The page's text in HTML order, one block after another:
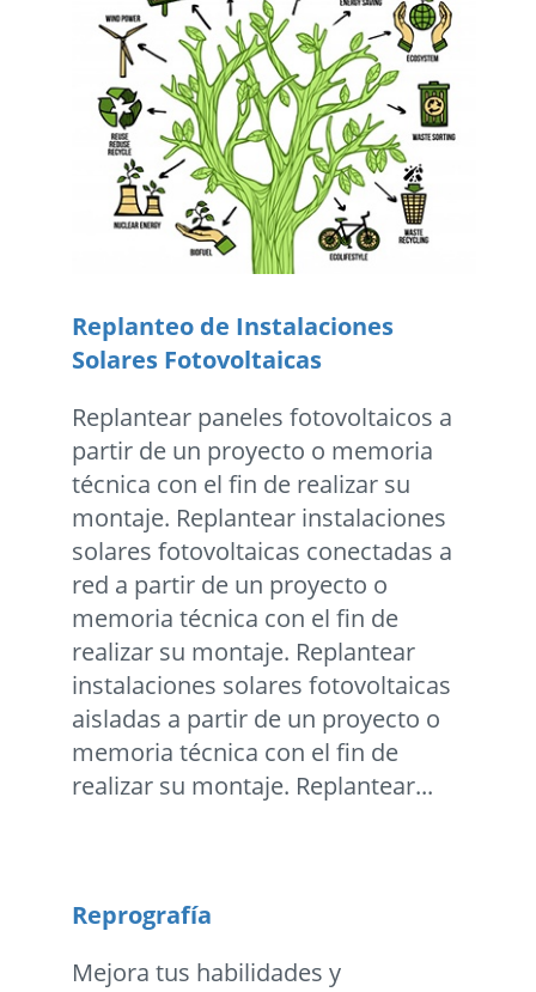
Replanteo de Instalaciones
Solares Fotovoltaicas
Replantear paneles fotovoltaicos a
partir de un proyecto o memoria
técnica con el fin de realizar su
montaje. Replantear instalaciones
solares fotovoltaicas conectadas a
red a partir de un proyecto o
memoria técnica con el fin de
realizar su montaje. Replantear
instalaciones solares fotovoltaicas
aisladas a partir de un proyecto o
memoria técnica con el fin de
realizar su montaje. Replantear...
Reprografía
Mejora tus habilidades y